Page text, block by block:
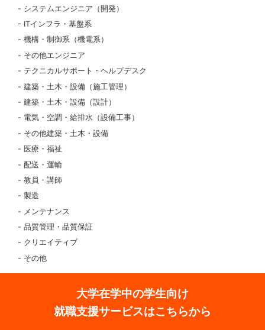
システムエンジニア（開発）
ITインフラ・基盤系
機構・制御系（機電系）
その他エンジニア
テクニカルサポート・ヘルプデスク
建築・土木・設備（施工管理）
建築・土木・設備（設計）
電気・空調・給排水（設備工事）
その他建築・土木・設備
医療・福祉
配送・運輸
教員・講師
製造
メンテナンス
品質管理・品質保証
クリエイティブ
その他
大学在学中の学生向け
就職支援サービスはこちらから